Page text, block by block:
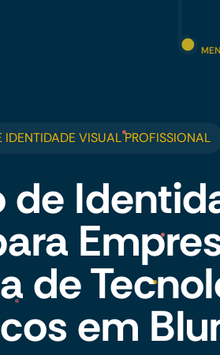
VISUAL PROFISSIONAL
de
de
em